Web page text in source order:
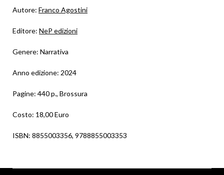
Autore: Franco Agostini
Editore: NeP edizioni
Genere: Narrativa
Anno edizione: 2024
Pagine: 440 p., Brossura
Costo: 18,00 Euro
ISBN: 8855003356, 9788855003353